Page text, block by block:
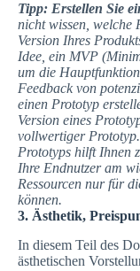
Tipp: Erstellen Sie
nicht wissen, welche
Version Ihres
Idee, ein MVP
um die
Feedback von
einen Prototyp
Version eines
vollwertiger
Prototyps hilft Ihnen
Ihre Endnutzer am
Ressourcen nur für
können.
3. Ästhetik,
In diesem Teil des
ästhetischen